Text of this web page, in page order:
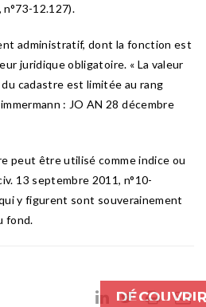
12.127).
administratif, dont la fonction est
juridique obligatoire. « La valeur
cadastre est limitée au rang
: JO AN 28 décembre
peut être utilisé comme indice ou
13 septembre 2011, n°10-
y figurent sont souverainement
fond.